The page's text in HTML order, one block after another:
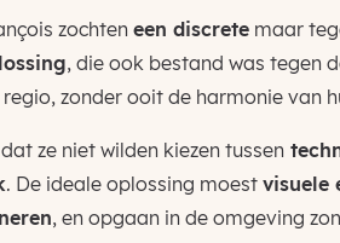
zochten een discretemaar
, die ook bestand was tegen
zonder ooit de harmonie van
ze niet wilden kiezen tussen
. De ideale oplossing moest visuele
, en opgaan in de omgeving